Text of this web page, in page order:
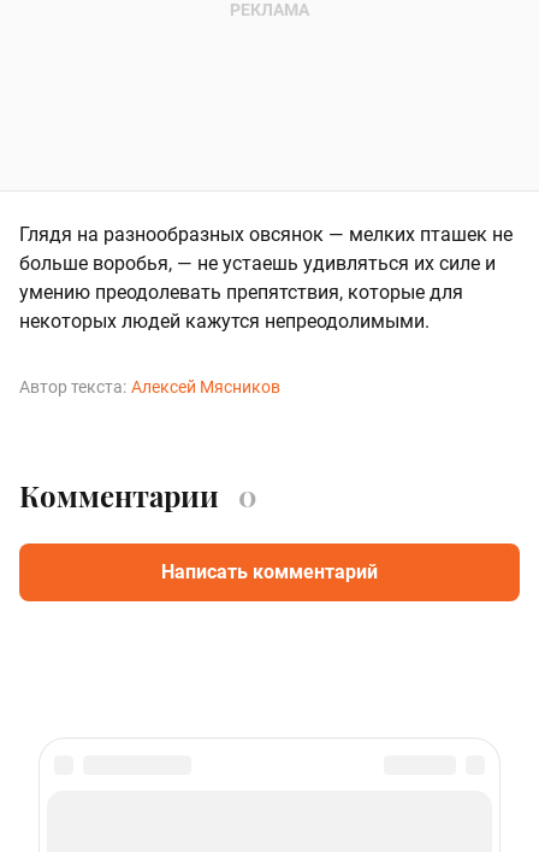
Глядя на разнообразных овсянок — мелких пташек не
больше воробья, — не устаешь удивляться их силе и
умению преодолевать препятствия, которые для
некоторых людей кажутся непреодолимыми.
Автор текста: Алексей Мясников
Комментарии 0
Написать комментарий